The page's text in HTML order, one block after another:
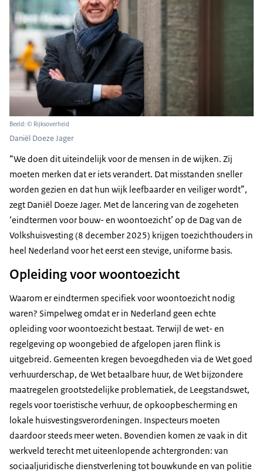
Beeld: © Rijksoverheid
Daniël Doeze Jager
“We doen dit uiteindelijk voor de mensen in de wijken. Zij
moeten merken dat er iets verandert. Dat misstanden sneller
worden gezien en dat hun wijk leefbaarder en veiliger wordt”,
zegt Daniël Doeze Jager. Met de lancering van de zogeheten
‘eindtermen voor bouw- en woontoezicht’ op de Dag van de
Volkshuisvesting (8 december 2025) krijgen toezichthouders in
heel Nederland voor het eerst een stevige, uniforme basis.
Opleiding voor woontoezicht
Waarom er eindtermen specifiek voor woontoezicht nodig
waren? Simpelweg omdat er in Nederland geen echte
opleiding voor woontoezicht bestaat. Terwijl de wet- en
regelgeving op woongebied de afgelopen jaren flink is
uitgebreid. Gemeenten kregen bevoegdheden via de Wet goed
verhuurderschap, de Wet betaalbare huur, de Wet bijzondere
maatregelen grootstedelijke problematiek, de Leegstandswet,
regels voor toeristische verhuur, de opkoopbescherming en
lokale huisvestingsverordeningen. Inspecteurs moeten
daardoor steeds meer weten. Bovendien komen ze vaak in dit
werkveld terecht met uiteenlopende achtergronden: van
sociaaljuridische dienstverlening tot bouwkunde en van politie